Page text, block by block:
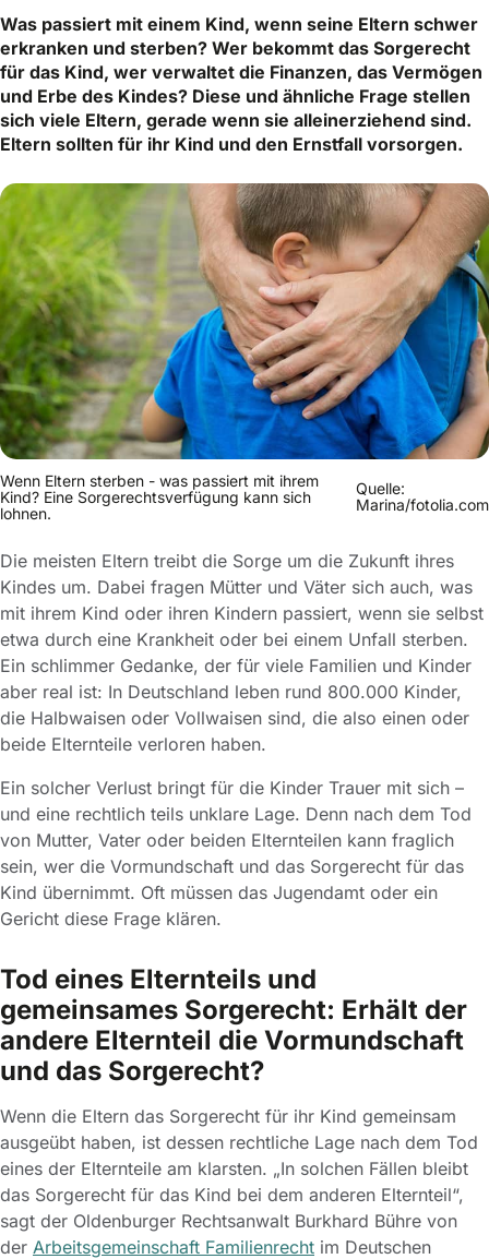
Was passiert mit einem Kind, wenn seine Eltern schwer
erkranken und sterben? Wer bekommt das Sorgerecht
für das Kind, wer verwaltet die Finanzen, das Vermögen
und Erbe des Kindes? Diese und ähnliche Frage stellen
sich viele Eltern, gerade wenn sie alleinerziehend sind.
Eltern sollten für ihr Kind und den Ernstfall vorsorgen.
Wenn Eltern sterben - was passiert mit ihrem
Kind? Eine Sorgerechtsverfügung kann sich
lohnen.
Quelle:
Marina/fotolia.com
Die meisten Eltern treibt die Sorge um die Zukunft ihres
Kindes um. Dabei fragen Mütter und Väter sich auch, was
mit ihrem Kind oder ihren Kindern passiert, wenn sie selbst
etwa durch eine Krankheit oder bei einem Unfall sterben.
Ein schlimmer Gedanke, der für viele Familien und Kinder
aber real ist: In Deutschland leben rund 800.000 Kinder,
die Halbwaisen oder Vollwaisen sind, die also einen oder
beide Elternteile verloren haben.
Ein solcher Verlust bringt für die Kinder Trauer mit sich –
und eine rechtlich teils unklare Lage. Denn nach dem Tod
von Mutter, Vater oder beiden Elternteilen kann fraglich
sein, wer die Vormundschaft und das Sorgerecht für das
Kind übernimmt. Oft müssen das Jugendamt oder ein
Gericht diese Frage klären.
Tod eines Elternteils und
gemeinsames Sorgerecht: Erhält der
andere Elternteil die Vormundschaft
und das Sorgerecht?
Wenn die Eltern das Sorgerecht für ihr Kind gemeinsam
ausgeübt haben, ist dessen rechtliche Lage nach dem Tod
eines der Elternteile am klarsten. „In solchen Fällen bleibt
das Sorgerecht für das Kind bei dem anderen Elternteil“,
sagt der Oldenburger Rechtsanwalt Burkhard Bühre von
der Arbeitsgemeinschaft Familienrecht im Deutschen